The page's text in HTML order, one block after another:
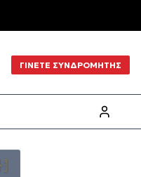
ΓΙΝΕΤΕ ΣΥΝΔΡΟΜΗΤΗΣ